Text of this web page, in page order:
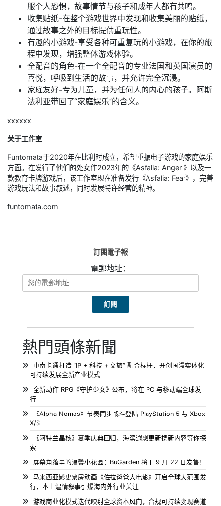
服个人恐惧，故事情节与孩子和成年人都有共鸣。
收集贴纸-在整个游戏世界中发现和收集美丽的贴纸，
通过故事之外的目标提供重玩性。
有趣的小游戏-享受各种可重复玩的小游戏，在你的旅
程中发现，增强整体游戏体验。
全配音的角色-在一个全配音的专业法国和英国演员的
喜悦，呼吸到生活的故事，并允许完全沉浸。
家庭友好-专为儿童，并为任何人的内心的孩子。阿斯
法利亚带回了“家庭娱乐”的含义。
xxxxxx
关于工作室
Funtomata于2020年在比利时成立，希望重振电子游戏的家庭娱乐
方面。在发行了他们的处女作2023年的《Asfalia: Anger 》以及一
款教育卡牌游戏后，该工作室现在准备发行《Asfalia: Fear》，完善
游戏玩法和故事叙述，同时发展特许经营的精神。
funtomata.com
訂閱電子報
電郵地址：
熱門頭條新聞
中南卡通打造 “IP + 科技 + 文旅” 融合标杆，开创国漫实体化
可持续发展全新产业模式
全新动作 RPG《守护少女》公布，将在 PC 与移动端全球发
行
《Alpha Nomos》节奏同步战斗登陆 PlayStation 5 与 Xbox
X/S
《阿特兰晶核》夏季庆典回归，海滨遐想更新携新内容等你探
索
屏幕角落里的温馨小花园：BuGarden 将于 9 月 22 日发售！
马来西亚影史票房动画《佐拉爸爸大电影》开启全球大范围发
行，本土温情叙事引爆海内外行业关注
游戏商业化模式迭代映射全球资本风向，合规可持续变现赛道